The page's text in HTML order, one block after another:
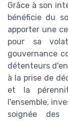
Grâce à son
bénéficie du
apporter une
pour sa
gouvernance
détenteurs
à la prise de
et la
l'ensemble,
soignée des